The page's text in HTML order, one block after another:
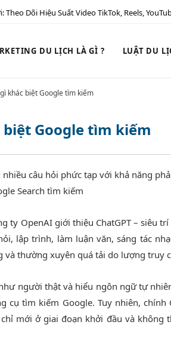
Theo Dõi Hiệu Suất Video TikTok, Reels,
DU LỊCH LÀ GÌ ? LUẬT DU
khác biệt Google tìm kiếm
biệt Google tìm kiếm
nhiều câu hỏi phức tạp với khả năng
Search tìm kiếm
ty OpenAI giới thiệu ChatGPT – siêu
lập trình, làm luận văn, sáng tác
và thường xuyên quá tải do lượng truy
người thật và hiểu ngôn ngữ tự
cụ tìm kiếm Google. Tuy nhiên, chính
chỉ mới ở giai đoạn khởi đầu và không